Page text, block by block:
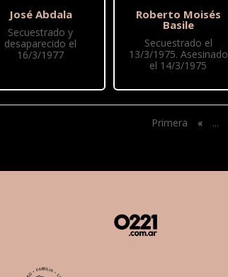
José Abdala
Secuestrado y
desaparecido el
16/3/1977
Roberto Moisés
Basile
Secuestrado el
13/3/1975. Asesinado
el 14/3/1975
Primera « ...